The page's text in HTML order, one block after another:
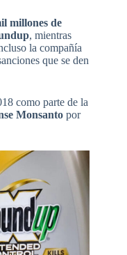
millones de
, mientras
la compañía
que se den
como parte de la
Monsanto por